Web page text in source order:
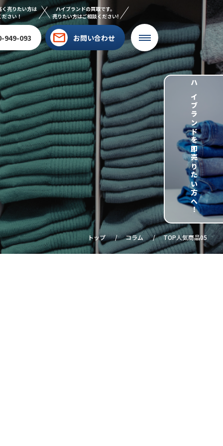
く売りたい方は
ださい！
949-093
ハイブランドの買取です。
売りたい方はご相談ください!
お問い合わせ
トップ コラム TOP人気商品05
ハイブランドを即売りたい方へ！